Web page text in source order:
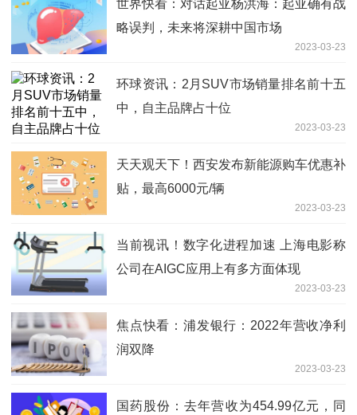
世界快看：对话起亚杨洪海：起亚确有战
略误判，未来将深耕中国市场
2023-03-23
环球资讯：2月SUV市场销量排名前十五
中，自主品牌占十位
2023-03-23
天天观天下！西安发布新能源购车优惠补
贴，最高6000元/辆
2023-03-23
当前视讯！数字化进程加速 上海电影称
公司在AIGC应用上有多方面体现
2023-03-23
焦点快看：浦发银行：2022年营收净利
润双降
2023-03-23
国药股份：去年营收为454.99亿元，同